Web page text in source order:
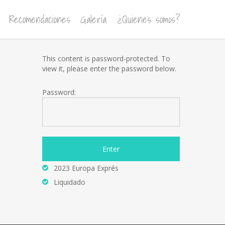
Recomendaciones Galería ¿Quienes somos?
This content is password-protected. To
view it, please enter the password below.
Password:
2023 Europa Exprés
Liquidado